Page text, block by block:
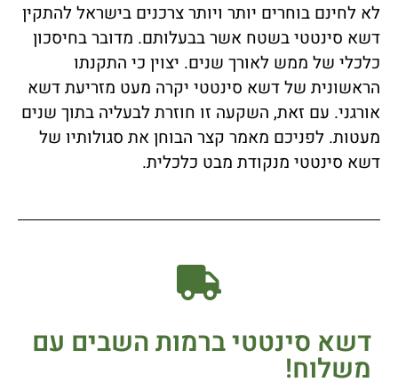
לא לחינם בוחרים יותר ויותר צרכנים בישראל להתקין
דשא סינטטי בשטח אשר בבעלותם. מדובר בחיסכון
כלכלי של ממש לאורך שנים. יצוין כי התקנתו
הראשונית של דשא סינטטי יקרה מעט מזריעת דשא
אורגני. עם זאת, השקעה זו חוזרת לבעליה בתוך שנים
מעטות. לפניכם מאמר קצר הבוחן את סגולותיו של
דשא סינטטי מנקודת מבט כלכלית.
דשא סינטטי ברמות השבים עם
משלוח!